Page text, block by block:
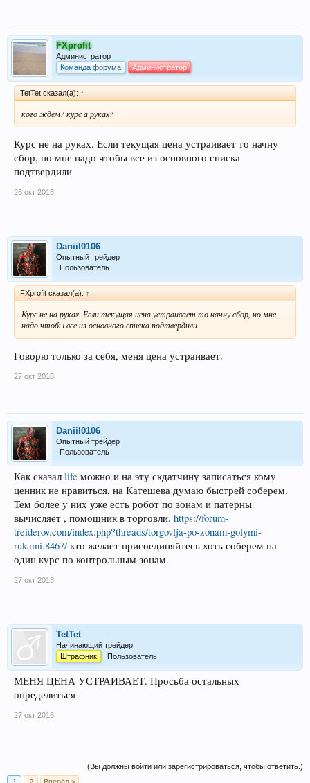
FXprofit
Администратор
Команда форума
Администратор
TetTet сказал(а): ↑
кого ждем? курс а руках?
Курс не на руках. Если текущая цена устраивает то начну
сбор, но мне надо чтобы все из основного списка
подтвердили
26 окт 2018
Daniil0106
Опытный трейдер
Пользователь
FXprofit сказал(а): ↑
Курс не на руках. Если текущая цена устраивает то начну сбор, но мне
надо чтобы все из основного списка подтвердили
Говорю только за себя, меня цена устраивает.
27 окт 2018
Daniil0106
Опытный трейдер
Пользователь
Как сказал life можно и на эту скдатчину записаться кому
ценник не нравиться, на Катешева думаю быстрей соберем.
Тем более у них уже есть робот по зонам и патерны
вычисляет , помощник в торговли. https://forum-
treiderov.com/index.php?threads/torgovlja-po-zonam-golymi-
rukami.8467/ кто желает присоединяйтесь хоть соберем на
один курс по контрольным зонам.
27 окт 2018
TetTet
Начинающий трейдер
Штрафник
Пользователь
МЕНЯ ЦЕНА УСТРАИВАЕТ. Просьба остальных
определиться
27 окт 2018
(Вы должны войти или зарегистрироваться, чтобы ответить.)